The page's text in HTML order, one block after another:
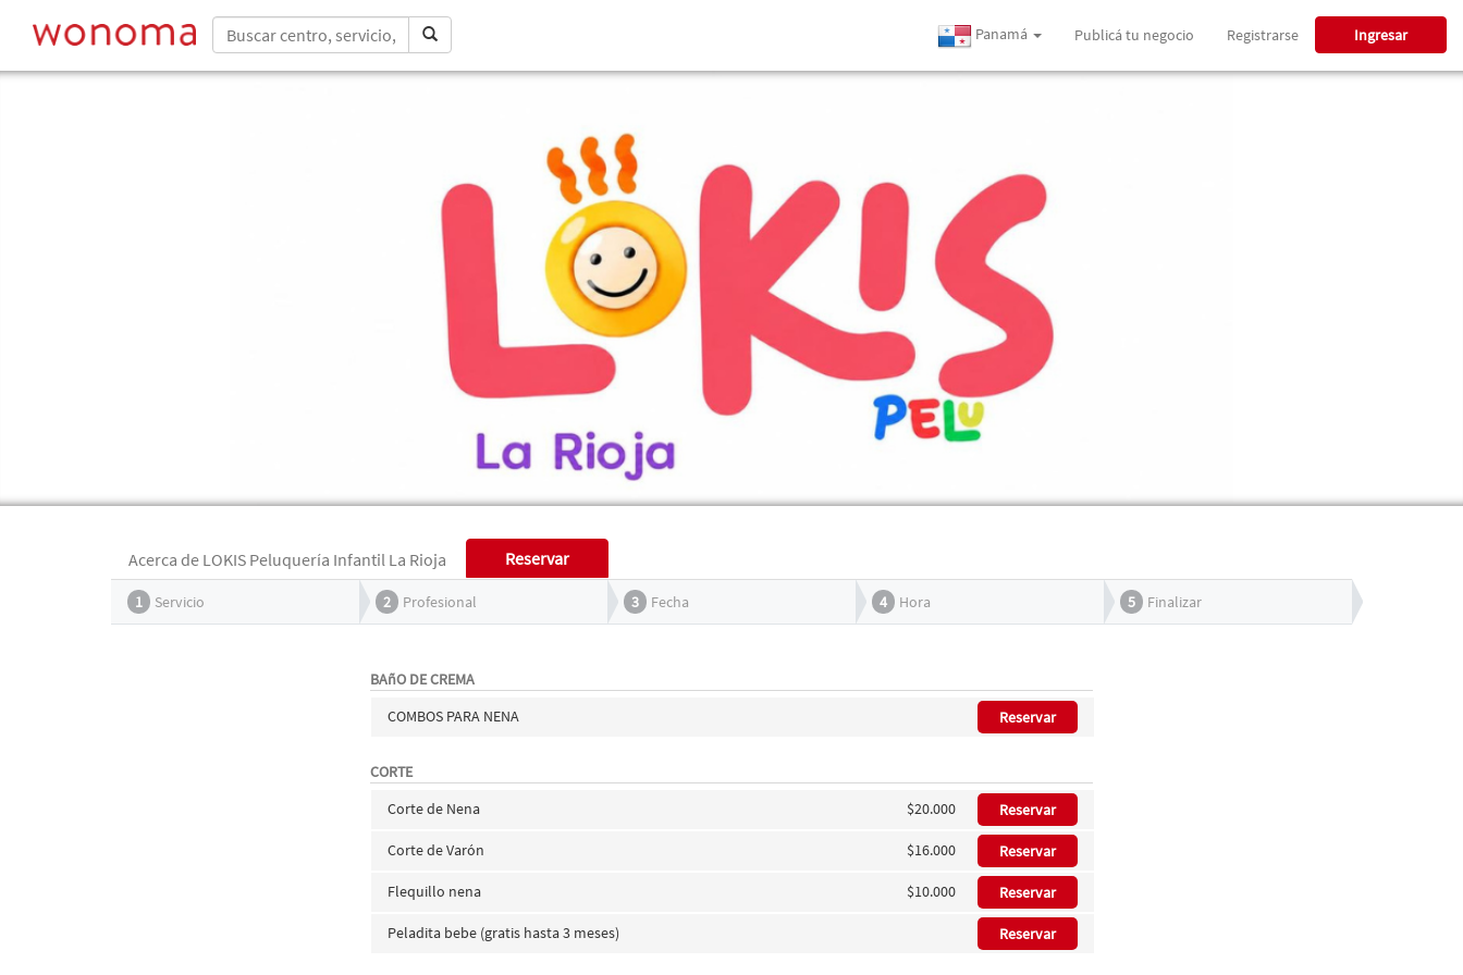
Panamá Publicá tu negocio Registrarse Ingresar
Acerca de LOKIS Peluquería Infantil La Rioja Reservar
1 Servicio 2 Profesional 3 Fecha 4 Hora 5 Finalizar
BAñO DE CREMA
COMBOS PARA NENA
Reservar
CORTE
Corte de Nena
$20.000 Reservar
Corte de Varón $16.000 Reservar
Flequillo nena $10.000 Reservar
Peladita bebe (gratis hasta 3 meses) Reservar